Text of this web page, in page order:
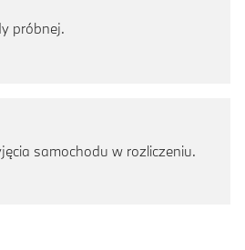
próbnej.
samochodu w rozliczeniu.